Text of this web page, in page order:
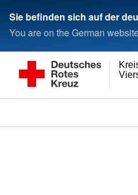
Sie befinden sich auf der
You are on the German